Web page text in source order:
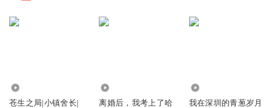
苍生之局|小镇舍长|
离婚后，我考上了哈
我在深圳的青葱岁月